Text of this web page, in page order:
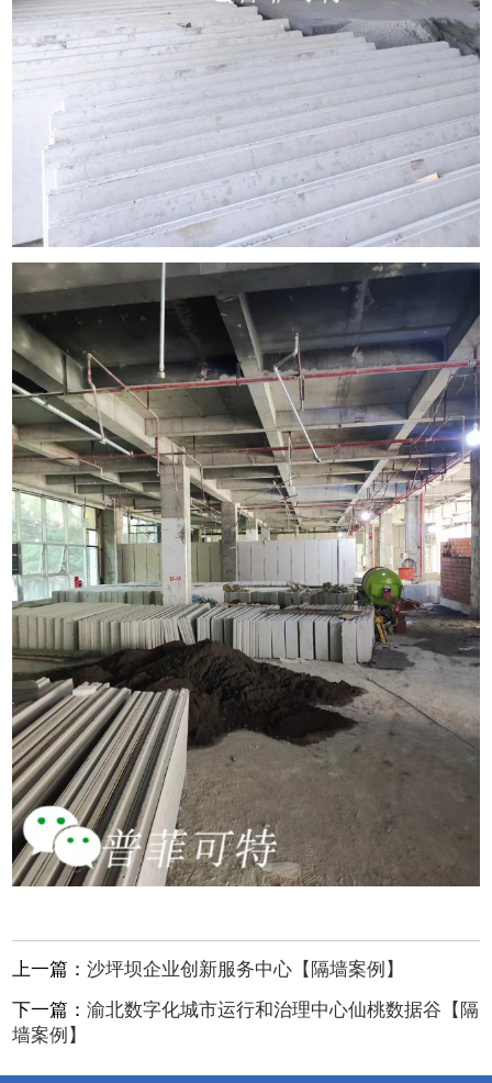
上一篇：沙坪坝企业创新服务中心【隔墙案例】
下一篇：渝北数字化城市运行和治理中心仙桃数据谷【隔
墙案例】